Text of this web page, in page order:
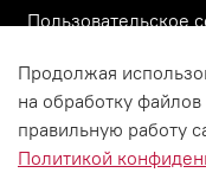
Пользовательское
Политика
© 2015–2026
интернет-магазин
Продолжая
на обработку
правильную работу
Политикой